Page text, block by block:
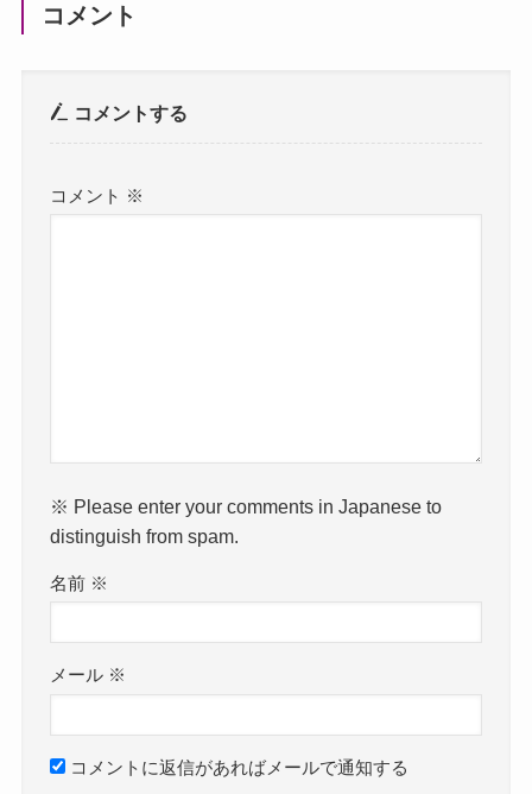
コメント
コメントする
コメント ※
※ Please enter your comments in Japanese to
distinguish from spam.
名前 ※
メール ※
コメントに返信があればメールで通知する